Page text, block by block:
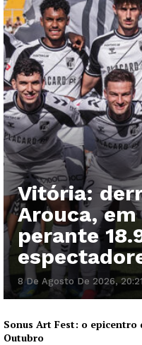
Vitória:
Arouca, em
perante
8 De Agosto De 2026,
Sonus Art Fest: o epicentro
Outubro